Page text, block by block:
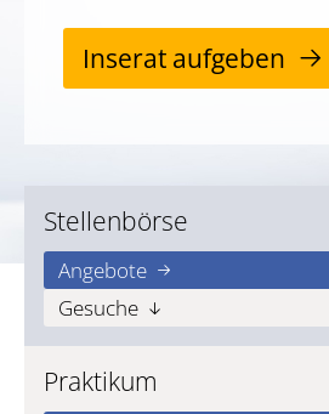
Inserat aufgeben
Stellenbörse
Angebote
Gesuche
Praktikum